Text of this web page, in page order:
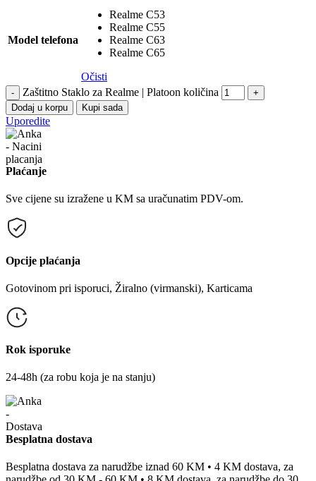
Model telefona
Realme C53
Realme C55
Realme C63
Realme C65
Očisti
- Zaštitno Staklo za Realme | Platoon količina
+
Dodaj u korpu
Kupi sada
Uporedite
Plaćanje
Sve cijene su izražene u KM sa uračunatim PDV-om.
Opcije plaćanja
Gotovinom pri isporuci, Žiralno (virmanski), Karticama
Rok isporuke
24-48h (za robu koja je na stanju)
Besplatna dostava
Besplatna dostava za narudžbe iznad 60 KM • 4 KM dostava, za